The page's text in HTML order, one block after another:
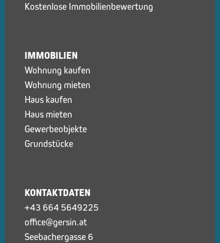
Kostenlose Immobilienbewertung
IMMOBILIEN
Wohnung kaufen
Wohnung mieten
Haus kaufen
Haus mieten
Gewerbeobjekte
Grundstücke
KONTAKTDATEN
+43 664 5649225
office@gersin.at
Seebachergasse 6